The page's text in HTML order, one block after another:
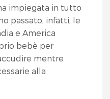
impiegata in tutto
passato, infatti, le
e America
bebè per
mentre
alla